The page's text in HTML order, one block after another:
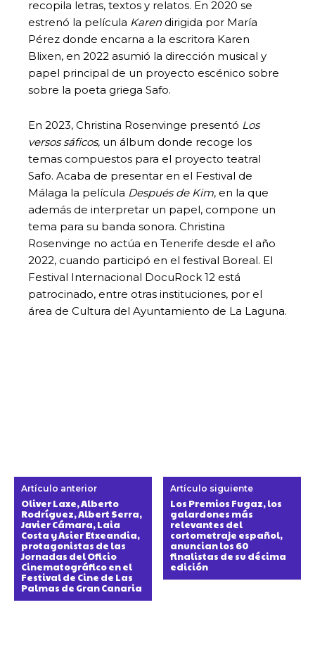
recopila letras, textos y relatos. En 2020 se
estrenó la película Karen dirigida por María
Pérez donde encarna a la escritora Karen
Blixen, en 2022 asumió la dirección musical y
papel principal de un proyecto escénico sobre
sobre la poeta griega Safo.
En 2023, Christina Rosenvinge presentó Los
versos sáficos, un álbum donde recoge los
temas compuestos para el proyecto teatral
Safo. Acaba de presentar en el Festival de
Málaga la película Después de Kim, en la que
además de interpretar un papel, compone un
tema para su banda sonora. Christina
Rosenvinge no actúa en Tenerife desde el año
2022, cuando participó en el festival Boreal. El
Festival Internacional DocuRock 12 está
patrocinado, entre otras instituciones, por el
área de Cultura del Ayuntamiento de La Laguna.
Artículo anterior
Oliver Laxe, Alberto
Rodríguez, Albert Serra,
Javier Cámara, Laia
Costa y Asier Etxeandia,
protagonistas de las
Jornadas del Oficio
Cinematográfico en el
Festival de Cine de Las
Palmas de Gran Canaria
Artículo siguiente
Los Premios Fugaz, los
galardones más
relevantes del
cortometraje español,
anuncian los 60
finalistas de su décima
edición